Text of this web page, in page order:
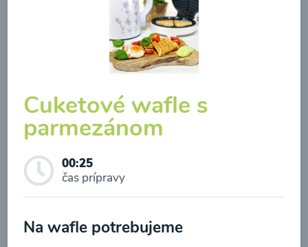
Brokolicová polievka so
syrom
Cuketové wafle s
parmezánom
00:25
čas prípravy
Na wafle potrebujeme
Odber noviniek a akcií
spracovaním osobných údajov pre účely